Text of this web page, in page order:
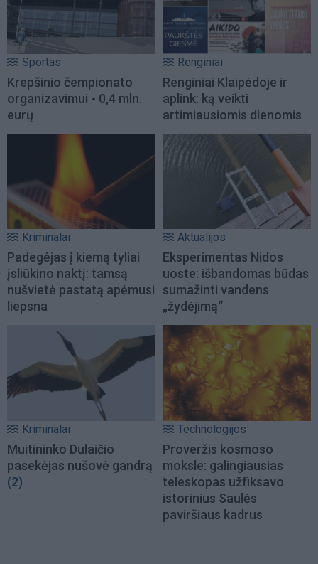
Sportas
Krepšinio čempionato
organizavimui - 0,4 mln.
eurų
Renginiai
Renginiai Klaipėdoje ir
aplink: ką veikti
artimiausiomis dienomis
Kriminalai
Padegėjas į kiemą tyliai
įsliūkino naktį: tamsą
nušvietė pastatą apėmusi
liepsna
Aktualijos
Eksperimentas Nidos
uoste: išbandomas būdas
sumažinti vandens
„žydėjimą“
Kriminalai
Muitininko Dulaičio
pasekėjas nušovė gandrą
(2)
Technologijos
Proveržis kosmoso
moksle: galingiausias
teleskopas užfiksavo
istorinius Saulės
paviršiaus kadrus